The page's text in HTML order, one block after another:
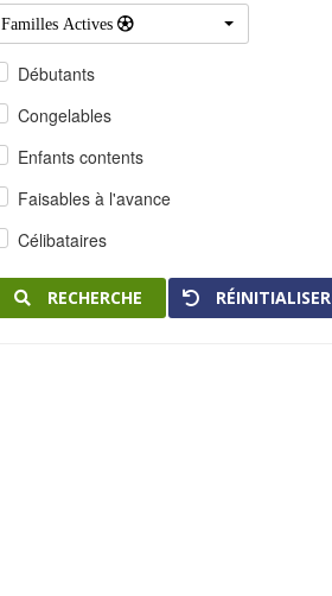
Familles Actives 
Débutants
Congelables
Enfants contents
Faisables à l'avance
Célibataires
RECHERCHE RÉINITIALISER